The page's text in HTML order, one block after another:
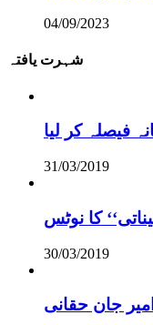
04/09/2023
شہرت یافتہ
فیصلہ کر لیا
31/03/2019
کا نوٹس
30/03/2019
جان حقانی